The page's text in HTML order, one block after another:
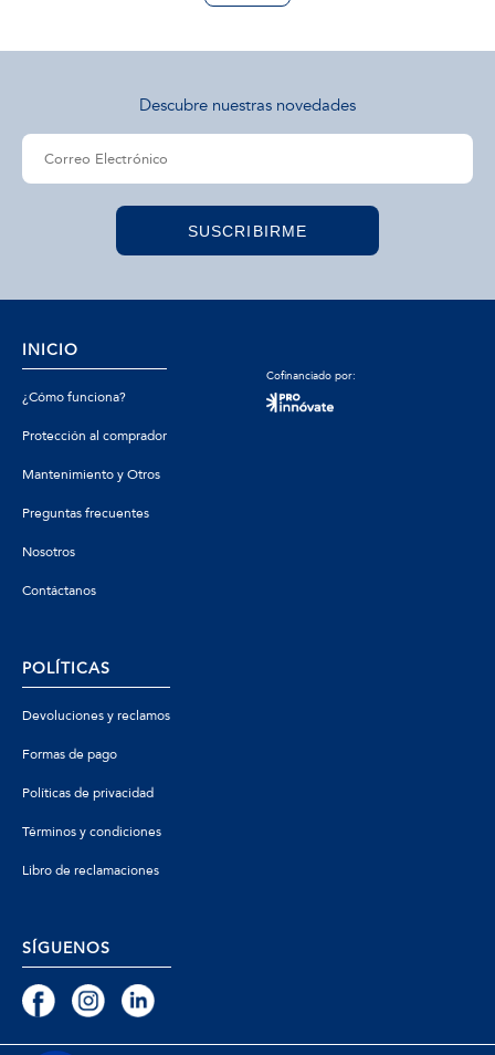
Descubre nuestras novedades
SUSCRIBIRME
INICIO
¿Cómo funciona?
Protección al comprador
Mantenimiento y Otros
Preguntas frecuentes
Nosotros
Contáctanos
Cofinanciado por:
POLÍTICAS
Devoluciones y reclamos
Formas de pago
Políticas de privacidad
Términos y condiciones
Libro de reclamaciones
SÍGUENOS